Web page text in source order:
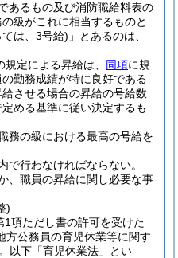
あるもの及び消防職給料表の
級がこれに相当するものと
は、3号給) 」とあるのは、
規定による昇給は、 同項に規
勤務成績が特に良好である
させる場合の昇給の号給数
める基準に従い決定するも
務の級における最高の号給を
で行わなければならない。
、職員の昇給に関し必要な事
)
1項ただし書の許可を受けた
方公務員の育児休業等に関す
以下「育児休業法」とい